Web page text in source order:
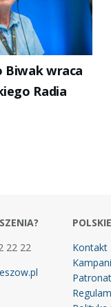
Biwak wraca
Radia
22 22
Kontakt